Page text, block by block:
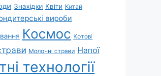
Знахідки Квіти Китай
вироби
Космос Котові
Молочні страви Напої
технології